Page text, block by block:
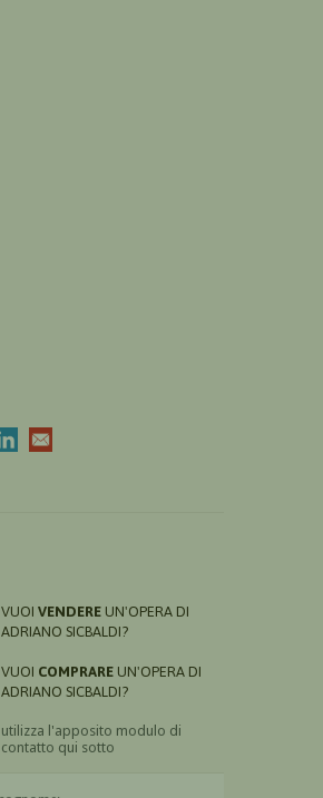
VUOI VENDERE UN'OPERA DI
ADRIANO SICBALDI?
VUOI COMPRARE UN'OPERA DI
ADRIANO SICBALDI?
utilizza l'apposito modulo di
contatto qui sotto